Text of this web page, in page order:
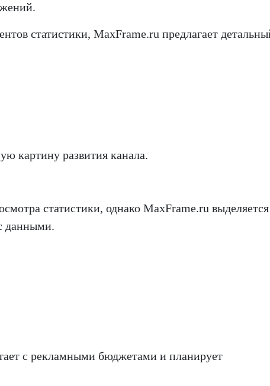
статистики, MaxFrame.ru предлагает
картину развития канала.
статистики, однако MaxFrame.ru выделяется
данными.
с рекламными бюджетами и планирует